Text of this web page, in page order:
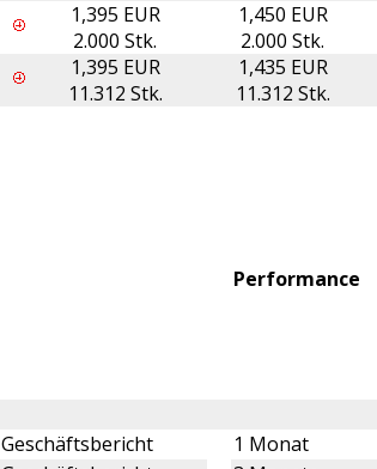
1,395 EUR
2.000 Stk.
1,450 EUR
2.000 Stk.
1,395 EUR
11.312 Stk.
1,435 EUR
11.312 Stk.
Performance
Geschäftsbericht 1 Monat